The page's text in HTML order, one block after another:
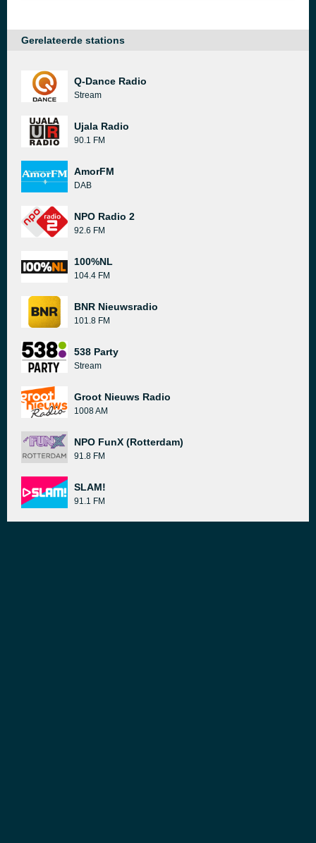
Gerelateerde stations
Q-Dance Radio
Stream
Ujala Radio
90.1 FM
AmorFM
DAB
NPO Radio 2
92.6 FM
100%NL
104.4 FM
BNR Nieuwsradio
101.8 FM
538 Party
Stream
Groot Nieuws Radio
1008 AM
NPO FunX (Rotterdam)
91.8 FM
SLAM!
91.1 FM